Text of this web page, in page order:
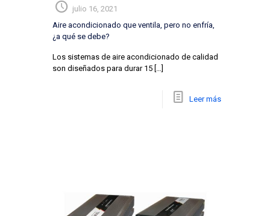
julio 16, 2021
Aire acondicionado que ventila, pero no enfría,
¿a qué se debe?
Los sistemas de aire acondicionado de calidad
son diseñados para durar 15[…]
Leer más